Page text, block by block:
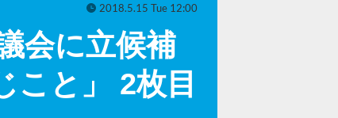
会に立候補
と」 2枚目
2018.5.15 Tue 12:00